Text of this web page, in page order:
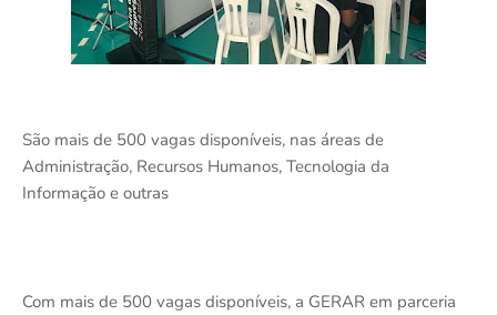
São mais de 500 vagas disponíveis, nas áreas de
Administração, Recursos Humanos, Tecnologia da
Informação e outras
Com mais de 500 vagas disponíveis, a GERAR em parceria